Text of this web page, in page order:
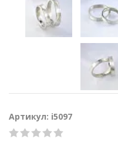
Артикул: i5097